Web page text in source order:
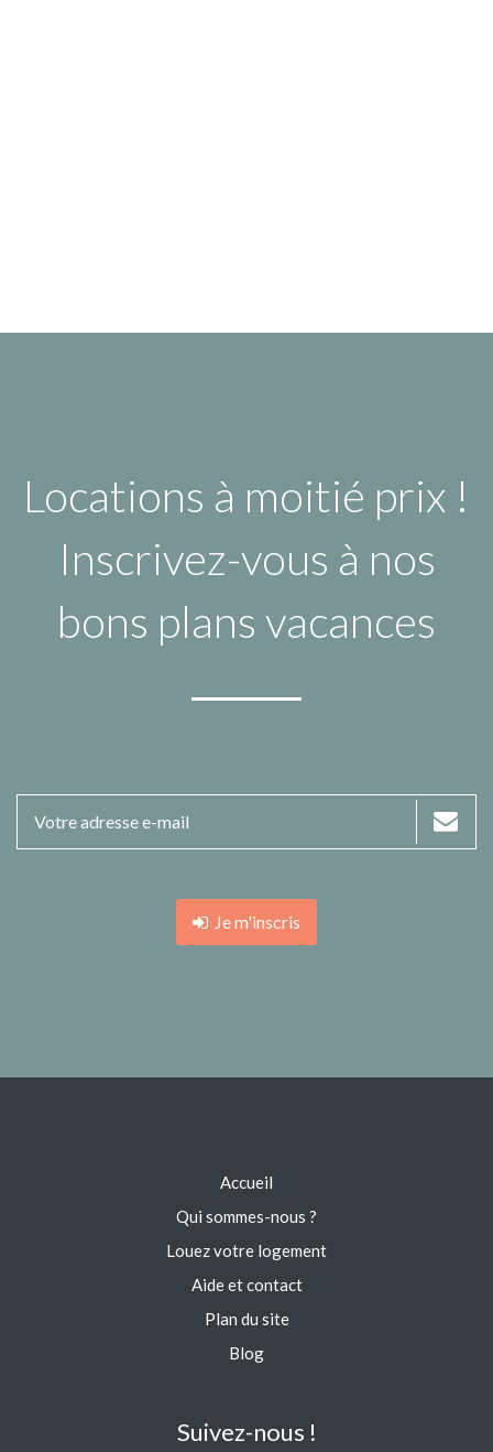
Locations à moitié prix !
Inscrivez-vous à nos
bons plans vacances
Je m'inscris
Accueil
Qui sommes-nous ?
Louez votre logement
Aide et contact
Plan du site
Blog
Suivez-nous !